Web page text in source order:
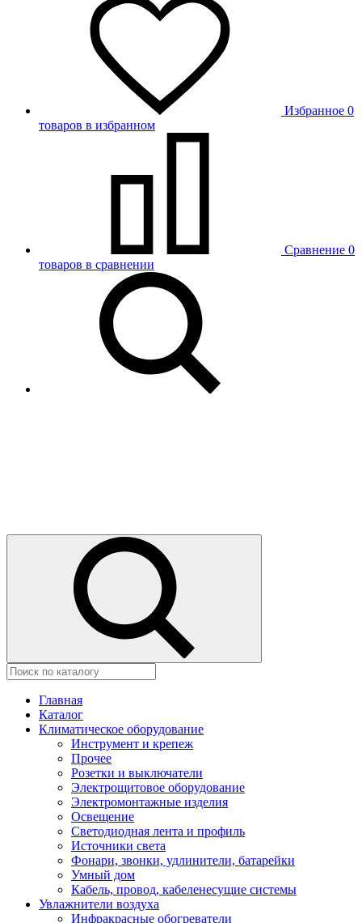
Избранное 0
товаров в избранном
Сравнение 0
товаров в сравнении
Главная
Каталог
Климатическое оборудование
Инструмент и крепеж
Прочее
Розетки и выключатели
Электрощитовое оборудование
Электромонтажные изделия
Освещение
Светодиодная лента и профиль
Источники света
Фонари, звонки, удлинители, батарейки
Умный дом
Кабель, провод, кабеленесущие системы
Увлажнители воздуха
Инфракрасные обогреватели